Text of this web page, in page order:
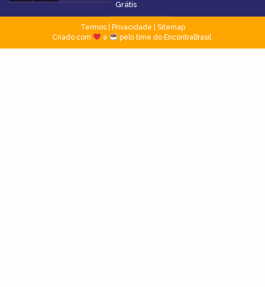
Grátis
Termos| Privacidade
Sitemap
Criado com
e pelo time do EncontraBrasil